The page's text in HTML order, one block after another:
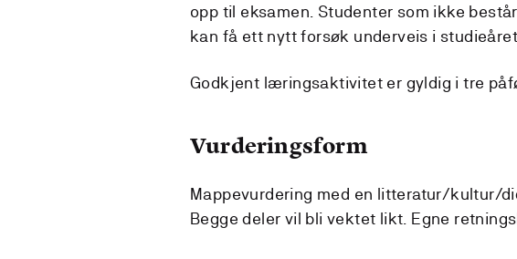
opp til eksamen. Studenter som ikke
kan få ett nytt forsøk underveis i
Godkjent læringsaktivitet er gyldig i tre
Vurderingsform
Mappevurdering med en litteratur/kultur/
Begge deler vil bli vektet likt. Egne